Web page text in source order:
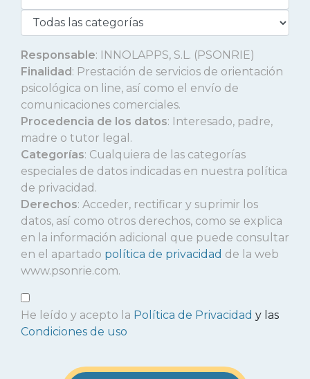
Responsable: INNOLAPPS, S.L. (PSONRIE)
Finalidad: Prestación de servicios de orientación
psicológica on line, así como el envío de
comunicaciones comerciales.
Procedencia de los datos: Interesado, padre,
madre o tutor legal.
Categorías: Cualquiera de las categorías
especiales de datos indicadas en nuestra política
de privacidad.
Derechos: Acceder, rectificar y suprimir los
datos, así como otros derechos, como se explica
en la información adicional que puede consultar
en el apartado política de privacidad de la web
www.psonrie.com.
He leído y acepto la Política de Privacidad y las
Condiciones de uso